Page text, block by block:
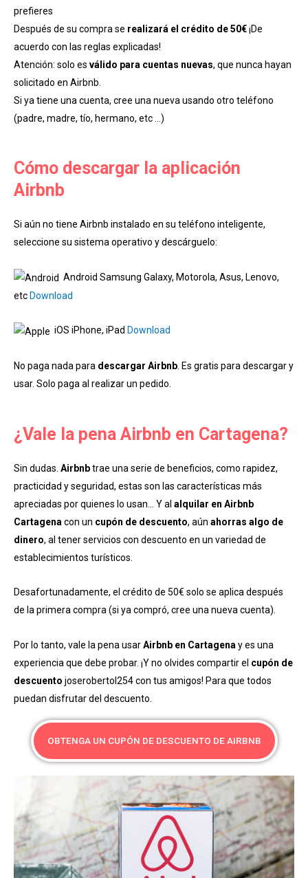
prefieres
Después de su compra se realizará el crédito de 50€¡De
acuerdo con las reglas explicadas!
Atención: solo es válido para cuentas nuevas, que nunca hayan
solicitado en Airbnb.
Si ya tiene una cuenta, cree una nueva usando otro teléfono
(padre, madre, tío, hermano, etc …)
Cómo descargar la aplicación
Airbnb
Si aún no tiene Airbnb instalado en su teléfono inteligente,
seleccione su sistema operativo y descárguelo:
Android Samsung Galaxy, Motorola, Asus, Lenovo,
etc Download
iOS iPhone, iPad Download
No paga nada para descargar Airbnb . Es gratis para descargar y
usar. Solo paga al realizar un pedido.
¿Vale la pena Airbnb en Cartagena?
Sin dudas. Airbnbtrae una serie de beneficios, como rapidez,
practicidad y seguridad, estas son las características más
apreciadas por quienes lo usan… Y al alquilar en Airbnb
Cartagena con un cupón de descuento, aún ahorras algo de
dinero, al tener servicios con descuento en un variedad de
establecimientos turísticos.
Desafortunadamente, el crédito de 50€ solo se aplica después
de la primera compra (si ya compró, cree una nueva cuenta).
Por lo tanto, vale la pena usarAirbnb en Cartagena y es una
experiencia que debe probar. ¡Y no olvides compartir el cupón de
descuento joserobertol254 con tus amigos! Para que todos
puedan disfrutar del descuento.
OBTENGA UN CUPÓN DE DESCUENTO DE AIRBNB